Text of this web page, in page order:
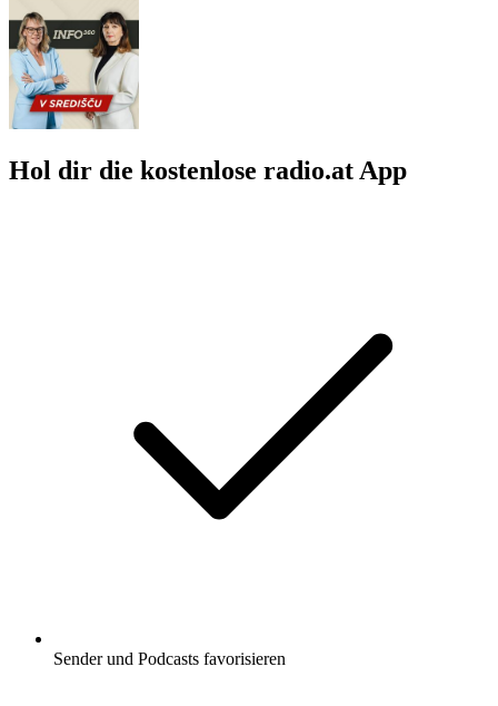
Hol dir die kostenlose radio.at App
Sender und Podcasts favorisieren